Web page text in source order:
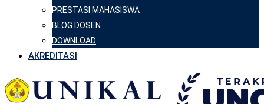
PRESTASI MAHASISWA
BLOG DOSEN
DOWNLOAD
AKREDITASI